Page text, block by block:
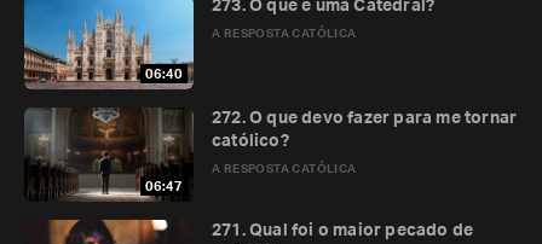
06:40
A RESPOSTA CATÓLICA
273. O que é uma Catedral?
06:47
A RESPOSTA CATÓLICA
272. O que devo fazer para me tornar
católico?
271. Qual foi o maior pecado de